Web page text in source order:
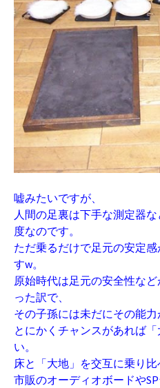
嘘みたいですが、
人間の足裏は下手な測定器
度なのです。
ただ乗るだけで足元の安定
すw。
原始時代は足元の安全性な
った訳で、
その子孫には未だにその能力
とにかくチャンスがあれば
い。
床と「大地」を交互に乗り比
市販のオーディオボードや